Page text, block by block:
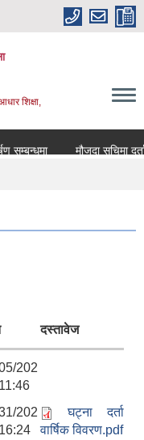
शिक्षा,
मौजुदा सुचिमा दर्ता
दस्तावेज
202
202
घट्ना दर्ता
वार्षिक विवरण.pdf